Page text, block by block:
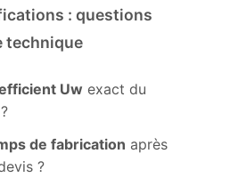
: questions
technique
Uw exact du
de fabrication après
?